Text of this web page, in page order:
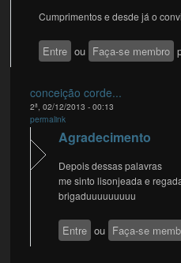
Cumprimentos e desde já o
Entre ou Faça-se membro
conceição corde...
2ª, 02/12/2013 - 00:13
permalink
Agradecimento
Depois dessas palavras
me sinto lisonjeada e
brigaduuuuuuuuu
Entre ou Faça-se